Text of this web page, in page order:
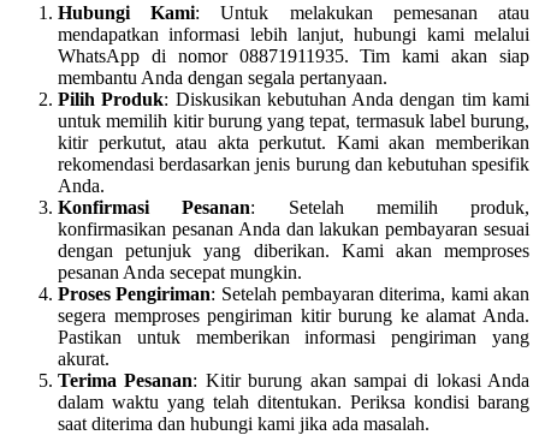
Hubungi Kami: Untuk melakukan pemesanan atau
mendapatkan informasi lebih lanjut, hubungi kami melalui
WhatsApp di nomor 08871911935. Tim kami akan siap
membantu Anda dengan segala pertanyaan.
Pilih Produk: Diskusikan kebutuhan Anda dengan tim kami
untuk memilih kitir burung yang tepat, termasuk label burung,
kitir perkutut, atau akta perkutut. Kami akan memberikan
rekomendasi berdasarkan jenis burung dan kebutuhan spesifik
Anda.
Konfirmasi Pesanan: Setelah memilih produk,
konfirmasikan pesanan Anda dan lakukan pembayaran sesuai
dengan petunjuk yang diberikan. Kami akan memproses
pesanan Anda secepat mungkin.
Proses Pengiriman: Setelah pembayaran diterima, kami akan
segera memproses pengiriman kitir burung ke alamat Anda.
Pastikan untuk memberikan informasi pengiriman yang
akurat.
Terima Pesanan: Kitir burung akan sampai di lokasi Anda
dalam waktu yang telah ditentukan. Periksa kondisi barang
saat diterima dan hubungi kami jika ada masalah.